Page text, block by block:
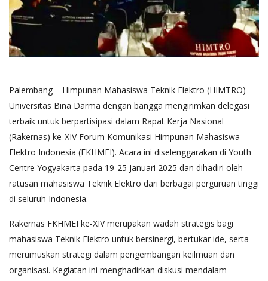
Palembang – Himpunan Mahasiswa Teknik Elektro (HIMTRO)
Universitas Bina Darma dengan bangga mengirimkan delegasi
terbaik untuk berpartisipasi dalam Rapat Kerja Nasional
(Rakernas) ke-XIV Forum Komunikasi Himpunan Mahasiswa
Elektro Indonesia (FKHMEI). Acara ini diselenggarakan di Youth
Centre Yogyakarta pada 19-25 Januari 2025 dan dihadiri oleh
ratusan mahasiswa Teknik Elektro dari berbagai perguruan tinggi
di seluruh Indonesia.
Rakernas FKHMEI ke-XIV merupakan wadah strategis bagi
mahasiswa Teknik Elektro untuk bersinergi, bertukar ide, serta
merumuskan strategi dalam pengembangan keilmuan dan
organisasi. Kegiatan ini menghadirkan diskusi mendalam